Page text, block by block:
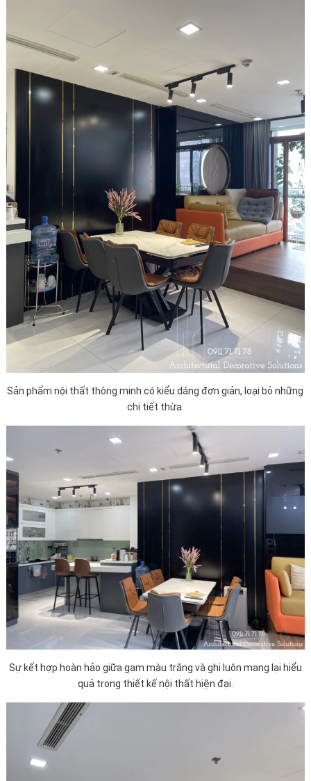
Sản phẩm nội thất thông minh có kiểu dáng đơn giản, loại bỏ những
chi tiết thừa.
Sự kết hợp hoàn hảo giữa gam màu trắng và ghi luôn mang lại hiểu
quả trong thiết kế nội thất hiện đại.